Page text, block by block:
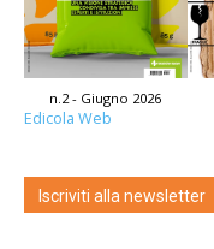
n.2 - Giugno 2026
Edicola Web
Iscriviti alla newsletter